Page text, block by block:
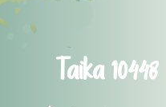
Taika 10448